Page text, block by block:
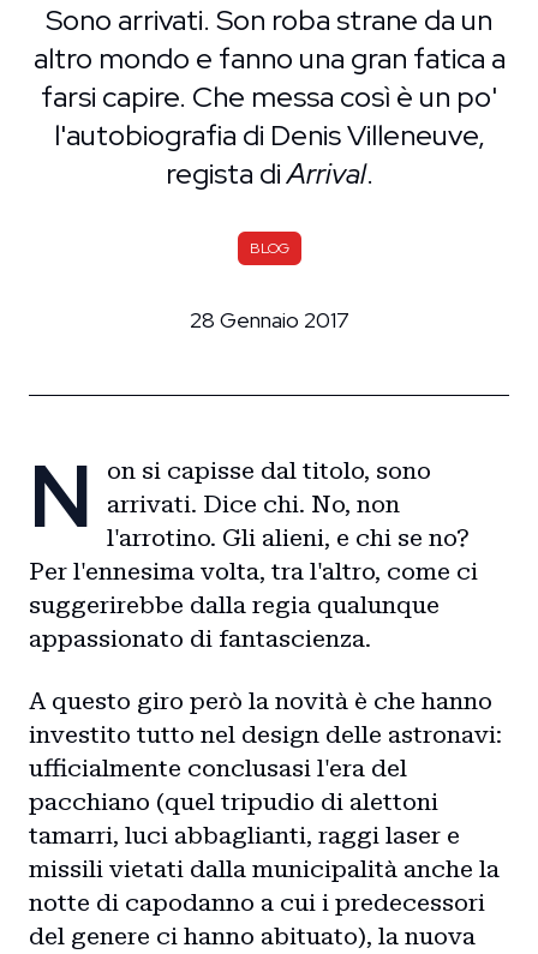
Sono arrivati. Son roba strane da un
altro mondo e fanno una gran fatica a
farsi capire. Che messa così è un po'
l'autobiografia di Denis Villeneuve,
regista diArrival.
BLOG
28 Gennaio 2017
N
on si capisse dal titolo, sono
arrivati. Dice chi. No, non
l'arrotino. Gli alieni, e chi se no?
Per l'ennesima volta, tra l'altro, come ci
suggerirebbe dalla regia qualunque
appassionato di fantascienza.
A questo giro però la novità è che hanno
investito tutto nel design delle astronavi:
ufficialmente conclusasi l'era del
pacchiano (quel tripudio di alettoni
tamarri, luci abbaglianti, raggi laser e
missili vietati dalla municipalità anche la
notte di capodanno a cui i predecessori
del genere ci hanno abituato), la nuova